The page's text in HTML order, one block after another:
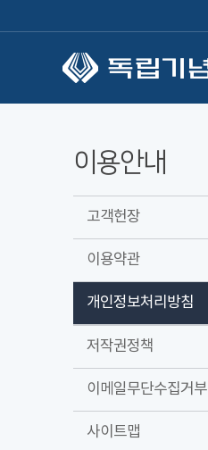
이용안내
고객헌장
이용약관
개인정보처리방침
저작권정책
이메일무단수집거부
사이트맵